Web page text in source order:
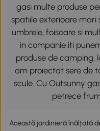
gasi multe produse
spatiile exterioare mari
umbrele, foisoare si
in companie iti
produse de camping.
am proiectat sere de
scule. Cu Outsunny
petrece
Această jardinieră înălțată